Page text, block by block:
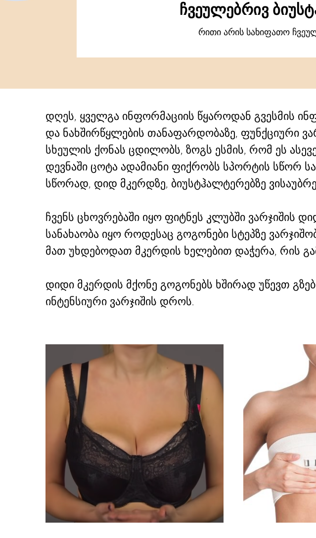
ჩვეულებრივ
რითი არის სახიფათო
დღეს, ყველგა ინფორმაციის წყაროდან გვესმის
და ნახშირწყლების თანაფარდობაზე, ფუნქციური
სხეულის ქონას ცდილობს, ზოგს ესმის, რომ ეს
დევნაში ცოტა ადამიანი ფიქრობს სპორტის სწორ
სწორად, დიდ მკერდზე, ბიუსტჰალტერებზე
ჩვენს ცხოვრებაში იყო ფიტნეს კლუბში ვარჯიშის
სანახაობა იყო როდესაც გოგონები სტეპზე
მათ უხდებოდათ მკერდის ხელებით დაჭერა, რის
დიდი მკერდის მქონე გოგონებს ხშირად უწევთ
ინტენსიური ვარჯიშის დროს.